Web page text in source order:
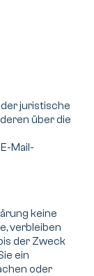
juristische
über die
Mail-
keine
verbleiben
der Zweck
ein
oder